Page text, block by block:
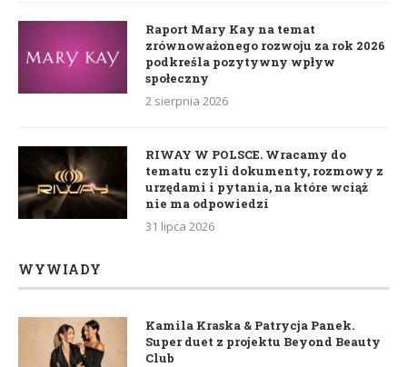
Raport Mary Kay na temat
zrównoważonego rozwoju za rok 2026
podkreśla pozytywny wpływ
społeczny
2 sierpnia 2026
RIWAY W POLSCE. Wracamy do
tematu czyli dokumenty, rozmowy z
urzędami i pytania, na które wciąż
nie ma odpowiedzi
31 lipca 2026
WYWIADY
Kamila Kraska & Patrycja Panek.
Super duet z projektu Beyond Beauty
Club